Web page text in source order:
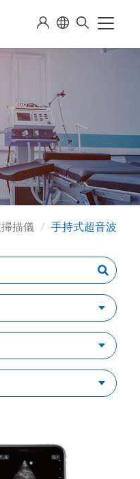
描儀 手持式超音波